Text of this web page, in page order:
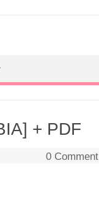
+ PDF
0 Comment